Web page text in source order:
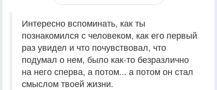
Интересно вспоминать, как ты
познакомился с человеком, как его первый
раз увидел и что почувствовал, что
подумал о нем, было как-то безразлично
на него сперва, а потом... а потом он стал
смыслом твоей жизни.